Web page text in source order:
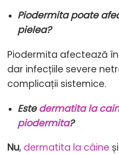
Piodermita poate
pielea?
Piodermita afectează
dar infecțiile severe
complicații sistemice.
Estedermatita la
piodermita?
Nu, dermatita la câine